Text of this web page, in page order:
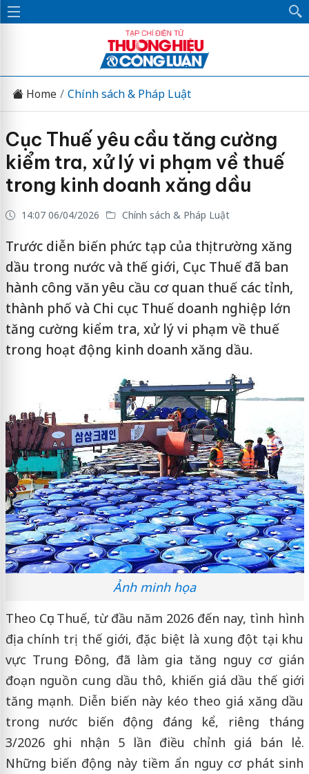
Home Chính sách & Pháp Luật
Cục Thuế yêu cầu tăng cường
kiểm tra, xử lý vi phạm về thuế
trong kinh doanh xăng dầu
14:07 06/04/2026 Chính sách & Pháp Luật
Trước diễn biến phức tạp của thị trường xăng
dầu trong nước và thế giới, Cục Thuế đã ban
hành công văn yêu cầu cơ quan thuế các tỉnh,
thành phố và Chi cục Thuế doanh nghiệp lớn
tăng cường kiểm tra, xử lý vi phạm về thuế
trong hoạt động kinh doanh xăng dầu.
Ảnh minh họa
Theo Cục Thuế, từ đầu năm 2026 đến nay, tình hình
địa chính trị thế giới, đặc biệt là xung đột tại khu
vực Trung Đông, đã làm gia tăng nguy cơ gián
đoạn nguồn cung dầu thô, khiến giá dầu thế giới
tăng mạnh. Diễn biến này kéo theo giá xăng dầu
trong nước biến động đáng kể, riêng tháng
3/2026 ghi nhận 5 lần điều chỉnh giá bán lẻ.
Những biến động này tiềm ẩn nguy cơ phát sinh